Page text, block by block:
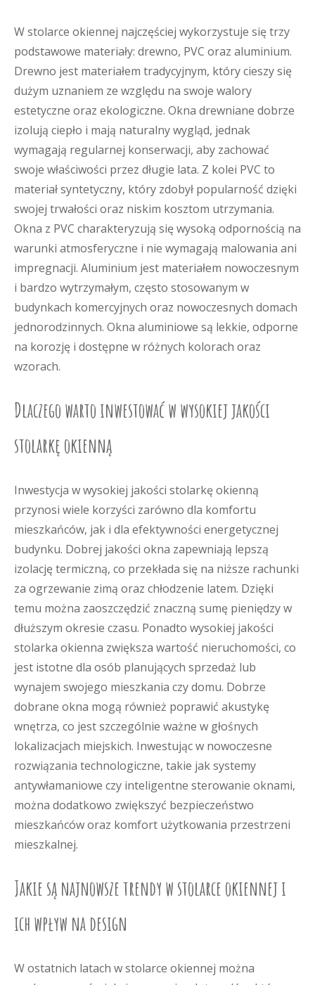
W stolarce okiennej najczęściej wykorzystuje się trzy
podstawowe materiały: drewno, PVC oraz aluminium.
Drewno jest materiałem tradycyjnym, który cieszy się
dużym uznaniem ze względu na swoje walory
estetyczne oraz ekologiczne. Okna drewniane dobrze
izolują ciepło i mają naturalny wygląd, jednak
wymagają regularnej konserwacji, aby zachować
swoje właściwości przez długie lata. Z kolei PVC to
materiał syntetyczny, który zdobył popularność dzięki
swojej trwałości oraz niskim kosztom utrzymania.
Okna z PVC charakteryzują się wysoką odpornością na
warunki atmosferyczne i nie wymagają malowania ani
impregnacji. Aluminium jest materiałem nowoczesnym
i bardzo wytrzymałym, często stosowanym w
budynkach komercyjnych oraz nowoczesnych domach
jednorodzinnych. Okna aluminiowe są lekkie, odporne
na korozję i dostępne w różnych kolorach oraz
wzorach.
Dlaczego warto inwestować w wysokiej jakości
stolarkę okienną
Inwestycja w wysokiej jakości stolarkę okienną
przynosi wiele korzyści zarówno dla komfortu
mieszkańców, jak i dla efektywności energetycznej
budynku. Dobrej jakości okna zapewniają lepszą
izolację termiczną, co przekłada się na niższe rachunki
za ogrzewanie zimą oraz chłodzenie latem. Dzięki
temu można zaoszczędzić znaczną sumę pieniędzy w
dłuższym okresie czasu. Ponadto wysokiej jakości
stolarka okienna zwiększa wartość nieruchomości, co
jest istotne dla osób planujących sprzedaż lub
wynajem swojego mieszkania czy domu. Dobrze
dobrane okna mogą również poprawić akustykę
wnętrza, co jest szczególnie ważne w głośnych
lokalizacjach miejskich. Inwestując w nowoczesne
rozwiązania technologiczne, takie jak systemy
antywłamaniowe czy inteligentne sterowanie oknami,
można dodatkowo zwiększyć bezpieczeństwo
mieszkańców oraz komfort użytkowania przestrzeni
mieszkalnej.
Jakie są najnowsze trendy w stolarce okiennej i
ich wpływ na design
W ostatnich latach w stolarce okiennej można